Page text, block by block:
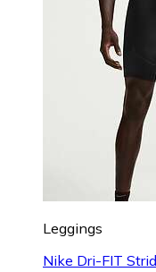
Leggings
Nike Dri-FIT